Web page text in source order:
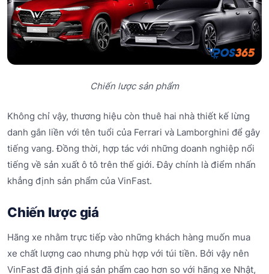
Chiến lược sản phẩm
Không chỉ vậy, thương hiệu còn thuê hai nhà thiết kế lừng
danh gắn liền với tên tuổi của Ferrari và Lamborghini để gây
tiếng vang. Đồng thời, hợp tác với những doanh nghiệp nổi
tiếng về sản xuất ô tô trên thế giới. Đây chính là điểm nhấn
khẳng định sản phẩm của VinFast.
Chiến lược giá
Hãng xe nhằm trực tiếp vào những khách hàng muốn mua
xe chất lượng cao nhưng phù hợp với túi tiền. Bởi vậy nên
VinFast đã định giá sản phẩm cao hơn so với hãng xe Nhật,